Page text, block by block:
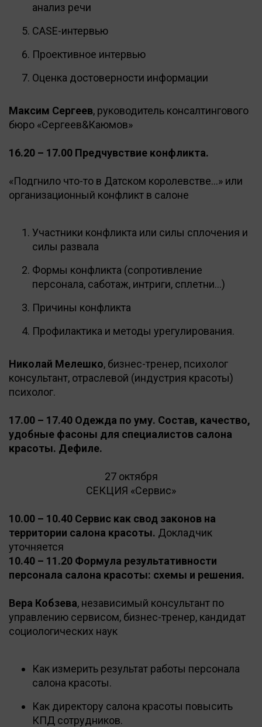
анализ речи
CASE-интервью
Проективное интервью
Оценка достоверности информации
Максим Сергеев, руководитель консалтингового
бюро «Сергеев&Каюмов»
16.20 – 17.00 Предчувствие конфликта.
«Подгнило что-то в Датском королевстве…» или
организационный конфликт в салоне
Участники конфликта или силы сплочения и
силы развала
Формы конфликта (сопротивление
персонала, саботаж, интриги, сплетни…)
Причины конфликта
Профилактика и методы урегулирования.
Николай Мелешко, бизнес-тренер, психолог
консультант, отраслевой (индустрия красоты)
психолог.
17.00 – 17.40 Одежда по уму. Состав, качество,
удобные фасоны для специалистов салона
красоты. Дефиле.
27 октября
СЕКЦИЯ «Сервис»
10.00 – 10.40 Сервис как свод законов на
территории салона красоты. Докладчик
уточняется
10.40 – 11.20 Формула результативности
персонала салона красоты: схемы и решения.
Вера Кобзева, независимый консультант по
управлению сервисом, бизнес-тренер, кандидат
социологических наук
Как измерить результат работы персонала
салона красоты.
Как директору салона красоты повысить
КПД сотрудников.